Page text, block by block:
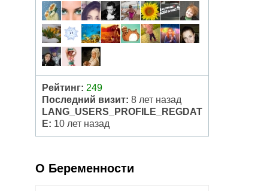
Рейтинг: 249
Последний визит: 8 лет назад
LANG_USERS_PROFILE_REGDAT
E: 10 лет назад
О Беременности